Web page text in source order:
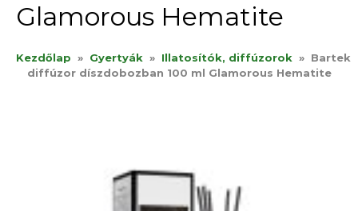
Glamorous Hematite
Kezdőlap » Gyertyák » Illatosítók, diffúzorok » Bartek
diffúzor díszdobozban 100 ml Glamorous Hematite